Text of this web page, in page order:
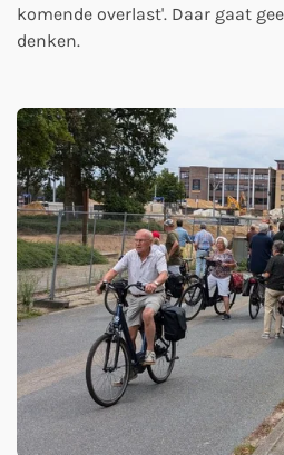
komende overlast'. Daar gaat
denken.